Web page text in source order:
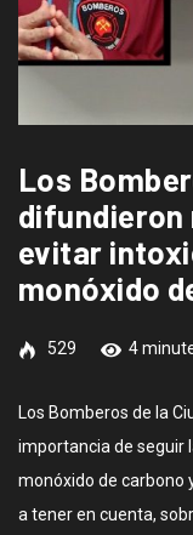
Los
difundieron
evitar
monóxido
529 4
Los Bomberos de la
importancia de seguir
monóxido de carbono
a tener en cuenta,